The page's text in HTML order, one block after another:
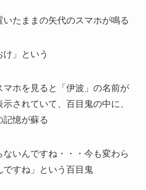
いたままの矢代のスマホが鳴る
」という
マホを見ると「伊波」の名前が
されていて、百目鬼の中に、
記憶が蘇る
ないんですね・・・今も変わら
ですね」という百目鬼